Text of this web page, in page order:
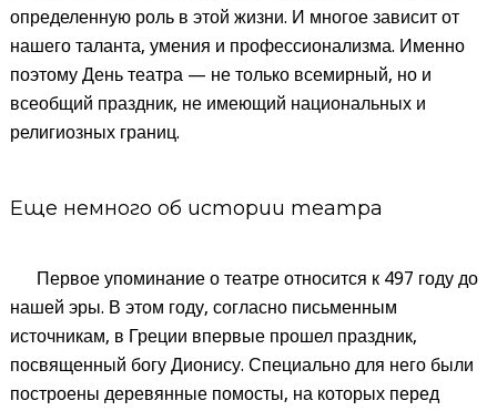
определенную роль в этой жизни. И многое зависит от
нашего таланта, умения и профессионализма. Именно
поэтому День театра — не только всемирный, но и
всеобщий праздник, не имеющий национальных и
религиозных границ.
Еще немного об истории театра
Первое упоминание о театре относится к 497 году до
нашей эры. В этом году, согласно письменным
источникам, в Греции впервые прошел праздник,
посвященный богу Дионису. Специально для него были
построены деревянные помосты, на которых перед